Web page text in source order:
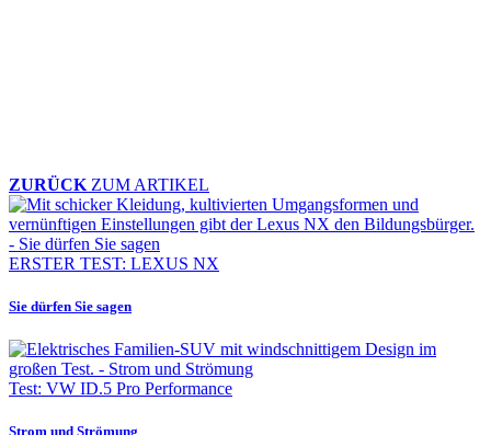
ZURÜCK ZUM ARTIKEL
ERSTER TEST: LEXUS NX
Sie dürfen Sie sagen
Test: VW ID.5 Pro Performance
Strom und Strömung